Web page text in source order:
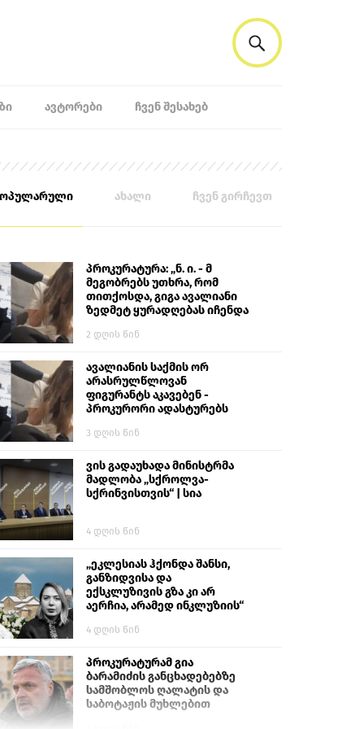
ᲐᲕᲢᲝᲠᲔᲑᲘ ᲩᲕᲔᲜ ᲨᲔᲡᲐᲮᲔᲑ
ახალი ჩვენ გირჩევთ
პროკურატურა: „ნ. ი. - მ
მეგობრებს უთხრა, რომ
თითქოსდა, გიგა ავალიანი
ზედმეტ ყურადღებას იჩენდა
ალექსანდრე გაბაშვილი
გიგა ავალიანს“
2 დღის წინ
ავალიანის საქმის ორ
არასრულწლოვან
ფიგურანტს აკავებენ -
პროკურორი ადასტურებს
3 დღის წინ
ვის გადაუხადა მინისტრმა
მადლობა „სქროლვა-
სქრინვისთვის“ | სია
4 დღის წინ
„ეკლესიას ჰქონდა შანსი,
განზიდვისა და
ექსკლუზივის გზა კი არ
აერჩია, არამედ ინკლუზიის“
4 დღის წინ
პროკურატურამ გია
ბარამიძის განცხადებებზე
სამშობლოს ღალატის და
საბოტაჟის მუხლებით